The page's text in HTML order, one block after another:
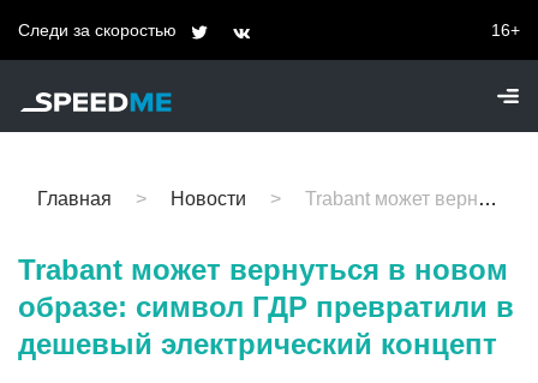
Следи за скоростью 16+
Главная Новости Trabant может вернуться в новом образе: символ ГДР превратили в дешевый электрический концепт
Trabant может вернуться в новом
образе: символ ГДР превратили в
дешевый электрический концепт